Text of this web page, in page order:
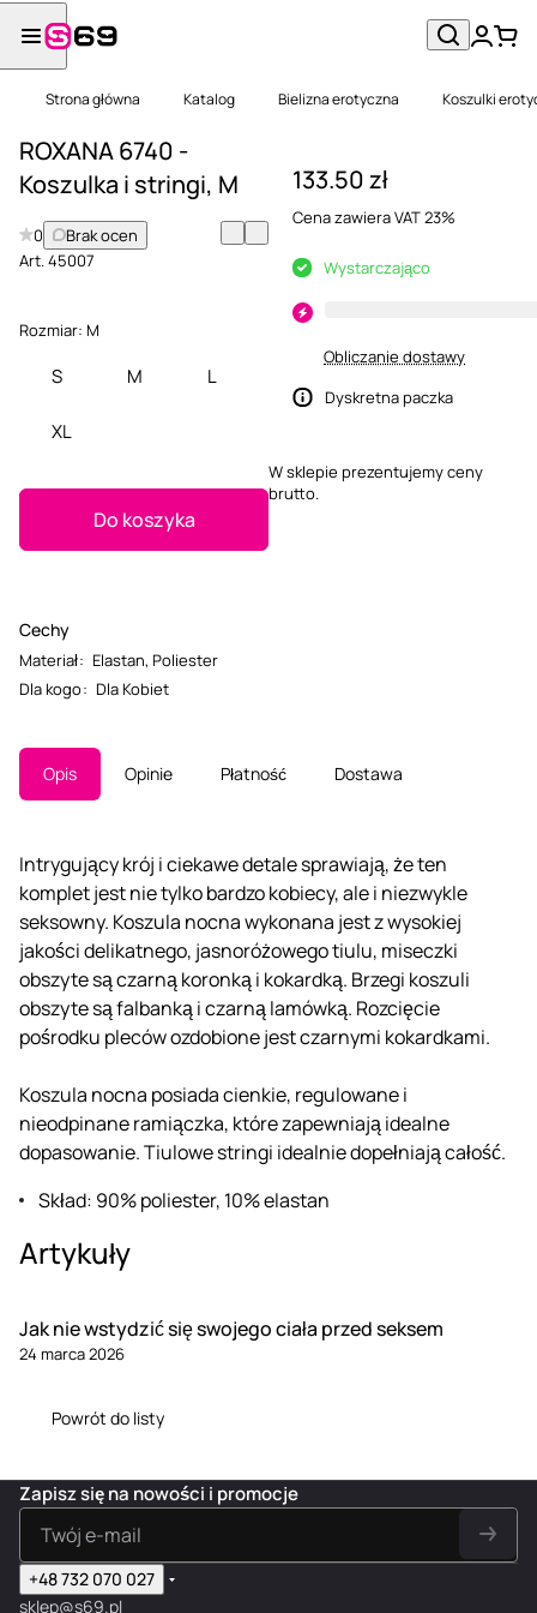
Strona główna Katalog Bielizna erotyczna Koszulki
ROXANA 6740 -
Koszulka i stringi, M
0
Brak ocen
Art.45007
Rozmiar: M
S M L
XL
Do koszyka
Cechy
Materiał: Elastan, Poliester
Dla kogo: Dla Kobiet
133.50 zł
Cena zawiera VAT 23%
Wystarczająco
Obliczanie dostawy
Dyskretna paczka
W sklepie prezentujemy ceny
brutto.
Opis Opinie Płatność Dostawa
Intrygujący krój i ciekawe detale sprawiają, że ten
komplet jest nie tylko bardzo kobiecy, ale i niezwykle
seksowny. Koszula nocna wykonana jest z wysokiej
jakości delikatnego, jasnoróżowego tiulu, miseczki
obszyte są czarną koronką i kokardką. Brzegi koszuli
obszyte są falbanką i czarną lamówką. Rozcięcie
pośrodku pleców ozdobione jest czarnymi kokardkami.
Koszula nocna posiada cienkie, regulowane i
nieodpinane ramiączka, które zapewniają idealne
dopasowanie. Tiulowe stringi idealnie dopełniają całość.
Skład: 90% poliester, 10% elastan
Artykuły
Jak nie wstydzić się swojego ciała przed seksem
24 marca 2026
Powrót do listy
Zapisz się na nowości i promocje
+48 732 070 027
sklep@s69.pl